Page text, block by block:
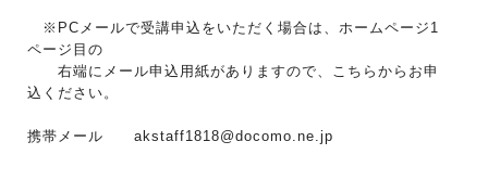
※PCメールで受講申込をいただく場合は、ホームページ1
ページ目の
右端にメール申込用紙がありますので、こちらからお申
込ください。
携帯メール akstaff1818@docomo.ne.jp